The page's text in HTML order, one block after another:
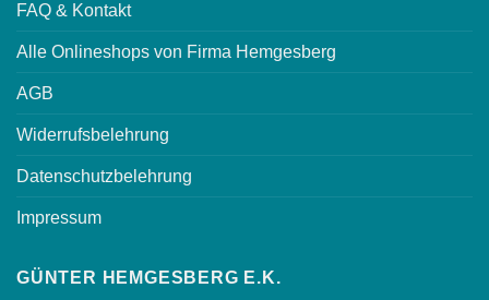
FAQ & Kontakt
Alle Onlineshops von Firma Hemgesberg
AGB
Widerrufsbelehrung
Datenschutzbelehrung
Impressum
GÜNTER HEMGESBERG E.K.